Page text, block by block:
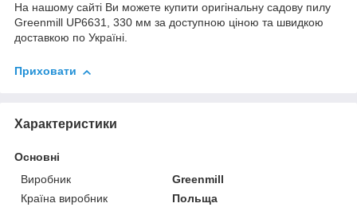
На нашому сайті Ви можете купити оригінальну садову пилу
Greenmill UP6631, 330 мм за доступною ціною та швидкою
доставкою по Україні.
Приховати
Характеристики
Основні
Виробник
Greenmill
Країна виробник
Польща